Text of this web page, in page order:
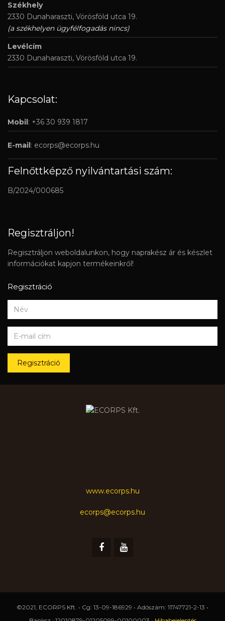
Székhely
2330 Dunaharaszti, Vörösföld utca 19.
(a székhelyen ügyfélfogadás nincs)
Levélcím
2330 Dunaharaszti, Vörösföld utca 19.
Kapcsolat:
Mobil: +36 30 939 1817
E-mail: ecorps@ecorps.hu
Felnőttképző nyilvántartási szám:
B/2024/000685
Regisztráljon!
Regisztráljon weboldalunkon, hogy naprakész ár és készlet
információkat kapjon termékeinkről!
Regisztráció
Regisztráció
www.ecorps.hu
ecorps@ecorps.hu
©2021, ECORPS Kft. • Cg: 13-09-186929 • Adószám: 11747721-2-13 •